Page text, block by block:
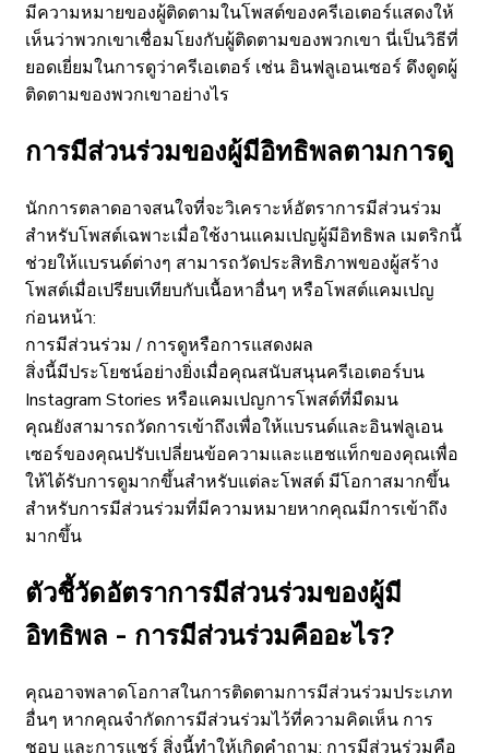
มีความหมายของผู้ติดตามในโพสต์ของครีเอเตอร์แสดงให้
เห็นว่าพวกเขาเชื่อมโยงกับผู้ติดตามของพวกเขา นี่เป็นวิธีที่
ยอดเยี่ยมในการดูว่าครีเอเตอร์ เช่น อินฟลูเอนเซอร์ ดึงดูดผู้
ติดตามของพวกเขาอย่างไร
การมีส่วนร่วมของผู้มีอิทธิพลตามการดู
นักการตลาดอาจสนใจที่จะวิเคราะห์อัตราการมีส่วนร่วม
สำหรับโพสต์เฉพาะเมื่อใช้งานแคมเปญผู้มีอิทธิพล เมตริกนี้
ช่วยให้แบรนด์ต่างๆ สามารถวัดประสิทธิภาพของผู้สร้าง
โพสต์เมื่อเปรียบเทียบกับเนื้อหาอื่นๆ หรือโพสต์แคมเปญ
ก่อนหน้า:
การมีส่วนร่วม / การดูหรือการแสดงผล
สิ่งนี้มีประโยชน์อย่างยิ่งเมื่อคุณสนับสนุนครีเอเตอร์บน
Instagram Stories หรือแคมเปญการโพสต์ที่มืดมน
คุณยังสามารถวัดการเข้าถึงเพื่อให้แบรนด์และอินฟลูเอน
เซอร์ของคุณปรับเปลี่ยนข้อความและแฮชแท็กของคุณเพื่อ
ให้ได้รับการดูมากขึ้นสำหรับแต่ละโพสต์ มีโอกาสมากขึ้น
สำหรับการมีส่วนร่วมที่มีความหมายหากคุณมีการเข้าถึง
มากขึ้น
ตัวชี้วัดอัตราการมีส่วนร่วมของผู้มี
อิทธิพล - การมีส่วนร่วมคืออะไร?
คุณอาจพลาดโอกาสในการติดตามการมีส่วนร่วมประเภท
อื่นๆ หากคุณจำกัดการมีส่วนร่วมไว้ที่ความคิดเห็น การ
ชอบ และการแชร์ สิ่งนี้ทำให้เกิดคำถาม: การมีส่วนร่วมคือ